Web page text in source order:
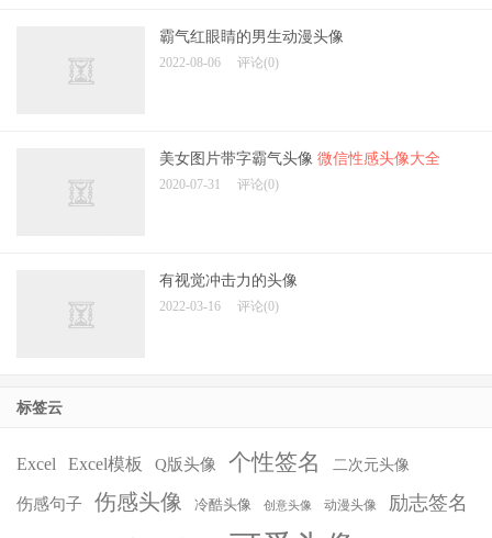
霸气红眼睛的男生动漫头像
2022-08-06 评论(0)
美女图片带字霸气头像 微信性感头像大全
2020-07-31 评论(0)
有视觉冲击力的头像
2022-03-16 评论(0)
标签云
Excel Excel模板 Q版头像 个性签名 二次元头像
伤感句子 伤感头像 冷酷头像 创意头像 动漫头像 励志签名